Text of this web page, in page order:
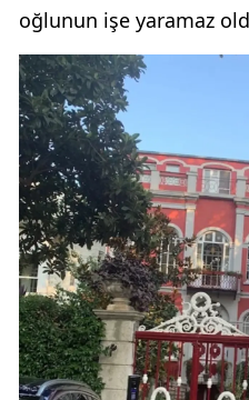
oğlunun işe yaramaz